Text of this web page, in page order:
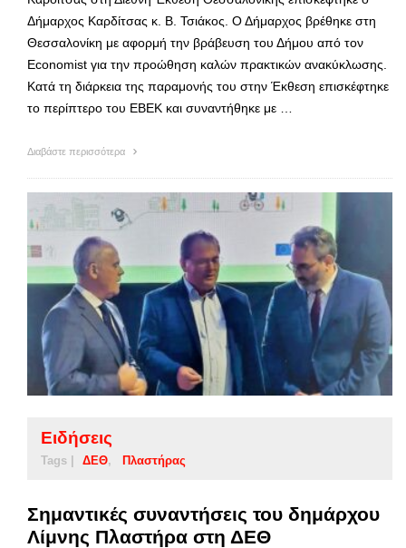
Δήμαρχος Καρδίτσας κ. Β. Τσιάκος. Ο Δήμαρχος βρέθηκε στη
Θεσσαλονίκη με αφορμή την βράβευση του Δήμου από τον
Economist για την προώθηση καλών πρακτικών ανακύκλωσης.
Κατά τη διάρκεια της παραμονής του στην Έκθεση επισκέφτηκε
το περίπτερο του ΕΒΕΚ και συναντήθηκε με …
Διαβάστε περισσότερα
Ειδήσεις
Tags | ΔΕΘ Πλαστήρας
Σημαντικές συναντήσεις του δημάρχου
Λίμνης Πλαστήρα στη ΔΕΘ